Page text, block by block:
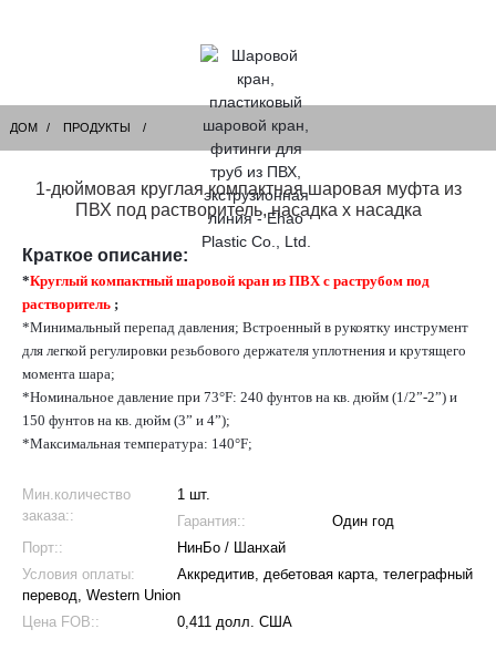
ДОМ ПРОДУКТЫ
1-дюймовая круглая компактная шаровая муфта из
ПВХ под растворитель, насадка x насадка
Краткое описание:
*Круглый компактный шаровой кран из ПВХ с раструбом под
растворитель ;
*Минимальный перепад давления; Встроенный в рукоятку инструмент
для легкой регулировки резьбового держателя уплотнения и крутящего
момента шара;
*Номинальное давление при 73°F: 240 фунтов на кв. дюйм (1/2”-2”) и
150 фунтов на кв. дюйм (3” и 4”);
*Максимальная температура: 140°F;
Мин.количество
заказа::
1 шт.
Гарантия::
Один год
Порт::
НинБо / Шанхай
Условия оплаты:
Аккредитив, дебетовая карта, телеграфный
перевод, Western Union
Цена FOB::
0,411 долл. США